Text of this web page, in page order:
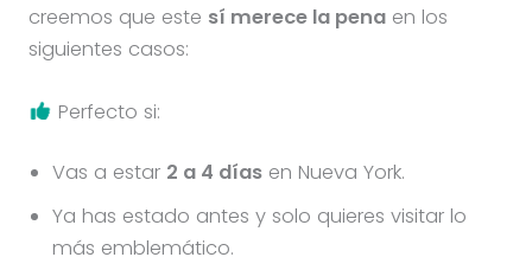
creemos que este sí merece la penaen los
siguientes casos:
Perfecto si:
Vas a estar 2 a 4 díasen Nueva York.
Ya has estado antes y solo quieres visitar lo
más emblemático.